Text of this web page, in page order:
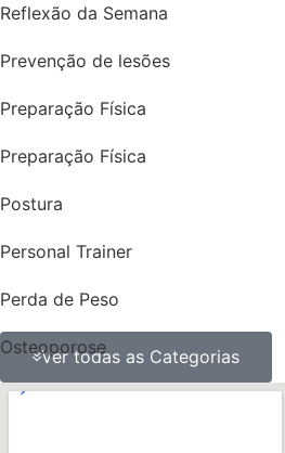
Reflexão da Semana
Prevenção de lesões
Preparação Física
Preparação Física
Postura
Personal Trainer
Perda de Peso
Osteoporose
ossos
Ver todas as Categorias